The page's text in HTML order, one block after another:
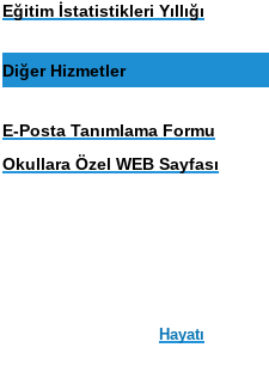
Eğitim İstatistikleri Yıllığı
Diğer Hizmetler
E-Posta Tanımlama Formu
Okullara Özel WEB Sayfası
Hayatı